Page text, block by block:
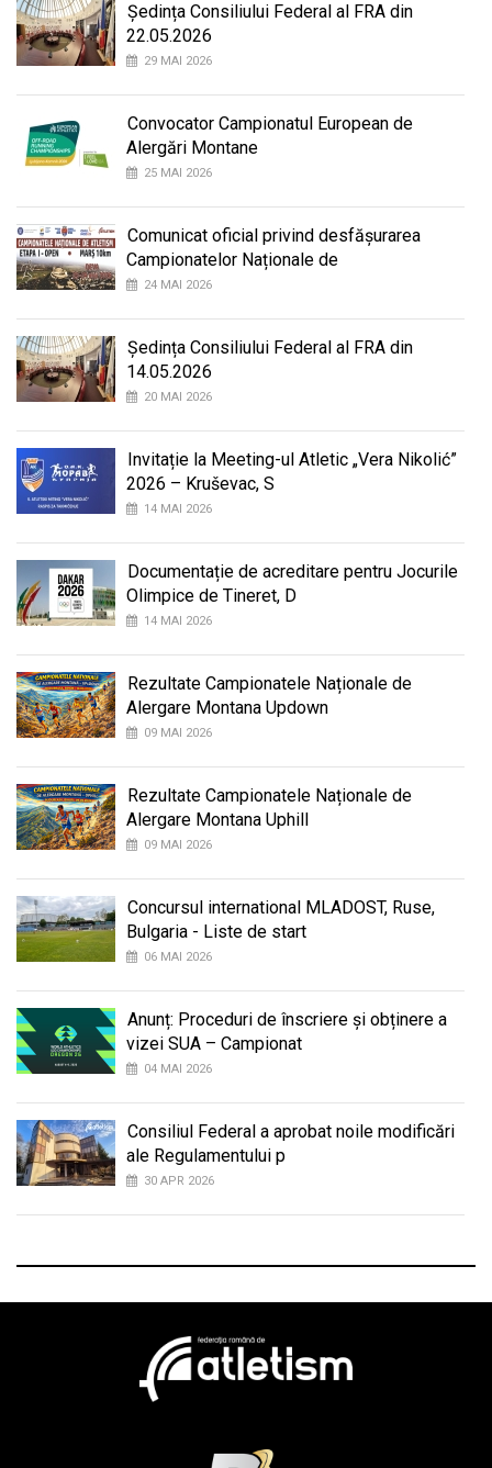
Ședința Consiliului Federal al FRA din
22.05.2026
29 MAI 2026
Convocator Campionatul European de
Alergări Montane
25 MAI 2026
Comunicat oficial privind desfășurarea
Campionatelor Naționale de
24 MAI 2026
Ședința Consiliului Federal al FRA din
14.05.2026
20 MAI 2026
Invitație la Meeting-ul Atletic „Vera Nikolić”
2026 – Kruševac, S
14 MAI 2026
Documentație de acreditare pentru Jocurile
Olimpice de Tineret, D
14 MAI 2026
Rezultate Campionatele Naționale de
Alergare Montana Updown
09 MAI 2026
Rezultate Campionatele Naționale de
Alergare Montana Uphill
09 MAI 2026
Concursul international MLADOST, Ruse,
Bulgaria - Liste de start
06 MAI 2026
Anunț: Proceduri de înscriere și obținere a
vizei SUA – Campionat
04 MAI 2026
Consiliul Federal a aprobat noile modificări
ale Regulamentului p
30 APR 2026